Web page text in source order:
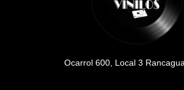
Ocarrol 600, Local 3